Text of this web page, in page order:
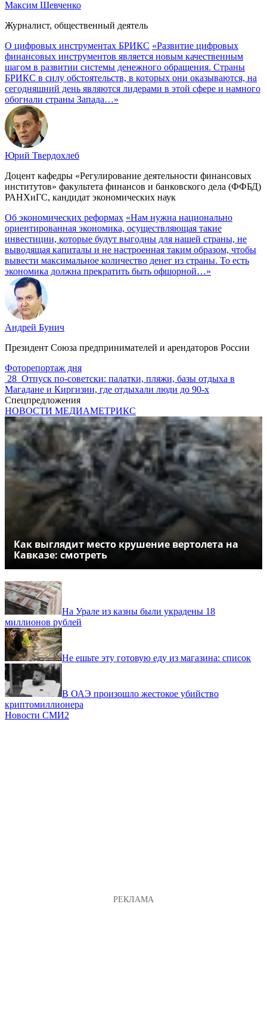
Максим Шевченко
Журналист, общественный деятель
О цифровых инструментах БРИКС «Развитие цифровых
финансовых инструментов является новым качественным
шагом в развитии системы денежного обращения. Страны
БРИКС в силу обстоятельств, в которых они оказываются, на
сегодняшний день являются лидерами в этой сфере и намного
обогнали страны Запада…»
Юрий Твердохлеб
Доцент кафедры «Регулирование деятельности финансовых
институтов» факультета финансов и банковского дела (ФФБД)
РАНХиГС, кандидат экономических наук
Об экономических реформах «Нам нужна национально
ориентированная экономика, осуществляющая такие
инвестиции, которые будут выгодны для нашей страны, не
выводящая капиталы и не настроенная таким образом, чтобы
вывести максимальное количество денег из страны. То есть
экономика должна прекратить быть офшорной…»
Андрей Бунич
Президент Союза предпринимателей и арендаторов России
Фоторепортаж дня
28 Отпуск по‑советски: палатки, пляжи, базы отдыха в
Магадане и Киргизии, где отдыхали люди до 90-х
Спецпредложения
НОВОСТИ МЕДИАМЕТРИКС
Как выглядит место крушение вертолета на
Кавказе: смотреть
На Урале из казны были украдены 18
миллионов рублей
Не ешьте эту готовую еду из магазина: список
В ОАЭ произошло жестокое убийство
криптомиллионера
Новости СМИ2